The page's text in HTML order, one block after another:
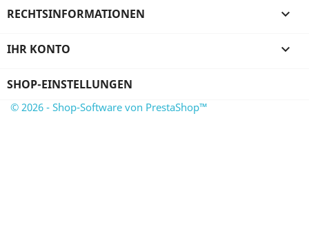
RECHTSINFORMATIONEN 
IHR KONTO 
SHOP-EINSTELLUNGEN
© 2026 - Shop-Software von PrestaShop™